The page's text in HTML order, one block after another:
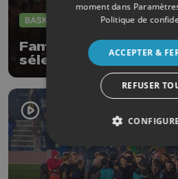
BASKET
Fameux cap pour
sélectionnée une
Belgian Cats
moment dans
Politique de
ACCEPTER &
REFUSER